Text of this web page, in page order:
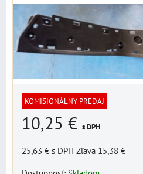
KOMISIONÁLNY PREDAJ
10,25 € s DPH
25,63 €s DPH Zľava 15,38 €